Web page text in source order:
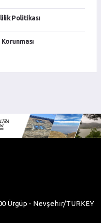
Politikası
Ürgüp - Nevşehir/TURKEY